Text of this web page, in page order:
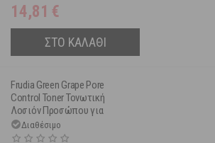
14,81 €
ΣΤΟ ΚΑΛΑΘΙ
Frudia Green Grape Pore
Control Toner Τονωτική
Λοσιόν Προσώπου για
Ρύθμιση & Λείανση των Πόρων
195 ml
Διαθέσιμο